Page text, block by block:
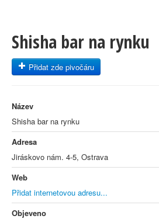
Shisha bar na rynku
Přidat zde pivočáru
Název
Shisha bar na rynku
Adresa
Jiráskovo nám. 4-5, Ostrava
Web
Přidat internetovou adresu...
Objeveno